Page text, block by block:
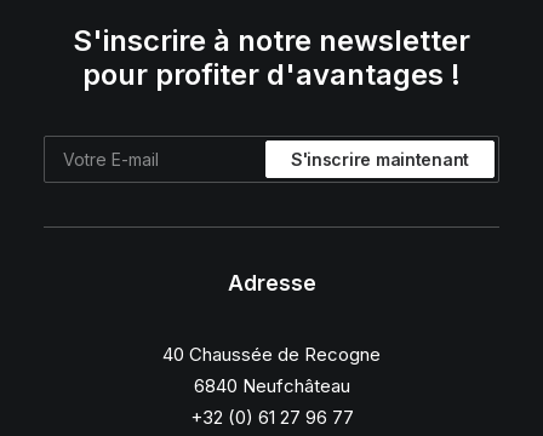
S'inscrire à notre newsletter
pour profiter d'avantages !
Adresse
40 Chaussée de Recogne
6840 Neufchâteau
+32 (0) 61 27 96 77